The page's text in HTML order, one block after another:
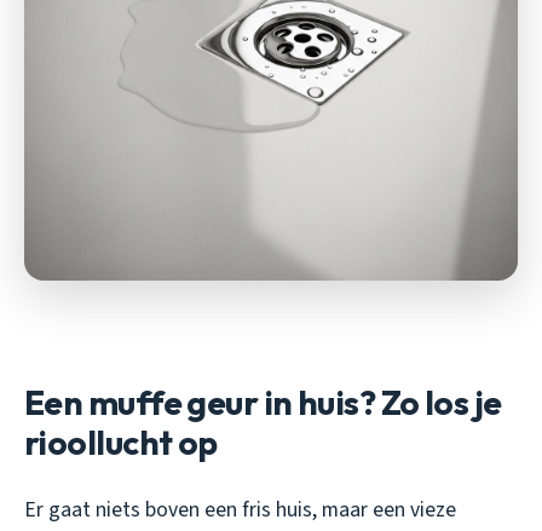
Een muffe geur in huis? Zo los je
rioollucht op
Er gaat niets boven een fris huis, maar een vieze